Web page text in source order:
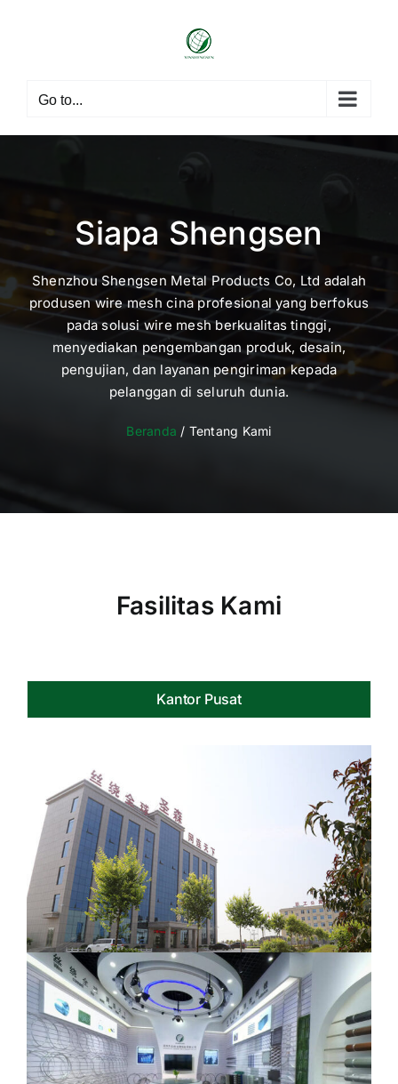
Go to...
Siapa Shengsen
Shenzhou Shengsen Metal Products Co, Ltd adalah
produsen wire mesh cina profesional yang berfokus
pada solusi wire mesh berkualitas tinggi,
menyediakan pengembangan produk, desain,
pengujian, dan layanan pengiriman kepada
pelanggan di seluruh dunia.
Beranda / Tentang Kami
Fasilitas Kami
Kantor Pusat